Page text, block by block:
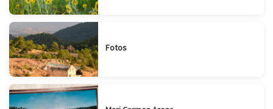
Fotos